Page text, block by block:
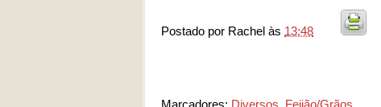
Postado por Rachel às 13:48
Marcadores: Diversos, Feijão/Grãos